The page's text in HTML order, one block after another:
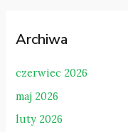
Archiwa
czerwiec 2026
maj 2026
luty 2026